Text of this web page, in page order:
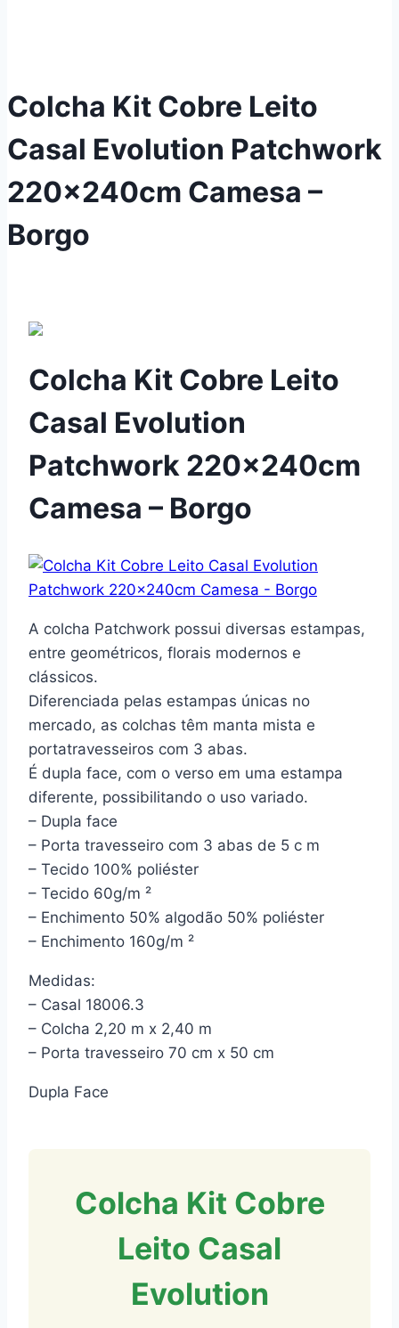
Colcha Kit Cobre Leito
Casal Evolution Patchwork
220x240cm Camesa –
Borgo
Colcha Kit Cobre Leito
Casal Evolution
Patchwork 220x240cm
Camesa – Borgo
A colcha Patchwork possui diversas estampas,
entre geométricos, florais modernos e
clássicos.
Diferenciada pelas estampas únicas no
mercado, as colchas têm manta mista e
portatravesseiros com 3 abas.
É dupla face, com o verso em uma estampa
diferente, possibilitando o uso variado.
– Dupla face
– Porta travesseiro com 3 abas de 5 c m
– Tecido 100% poliéster
– Tecido 60g/m ²
– Enchimento 50% algodão 50% poliéster
– Enchimento 160g/m ²
Medidas:
– Casal 18006.3
– Colcha 2,20 m x 2,40 m
– Porta travesseiro 70 cm x 50 cm
Dupla Face
Colcha Kit Cobre
Leito Casal
Evolution